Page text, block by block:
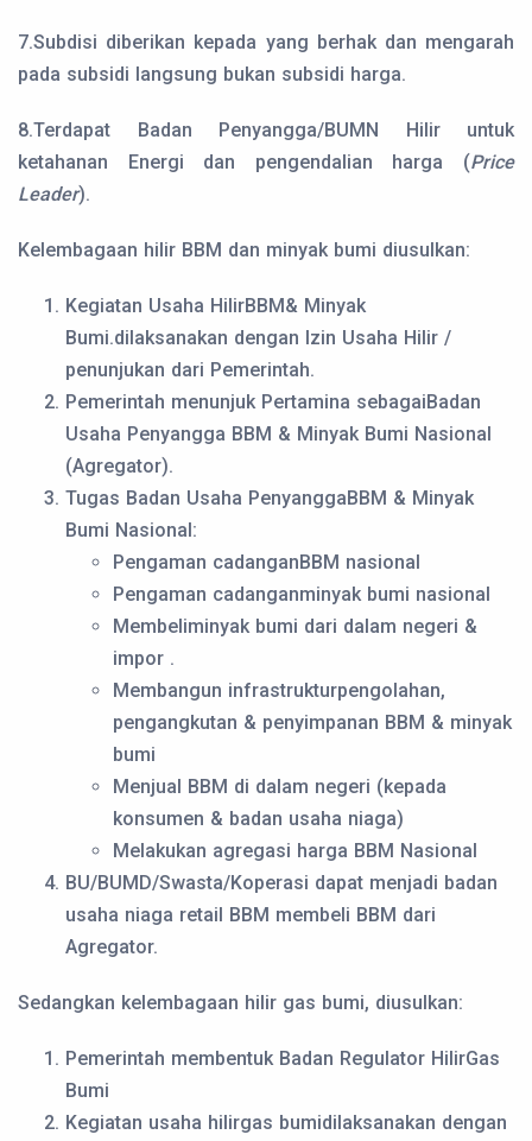
7.Subdisi diberikan kepada yang berhak dan mengarah
pada subsidi langsung bukan subsidi harga.
8.Terdapat Badan Penyangga/BUMN Hilir untuk
ketahanan Energi dan pengendalian harga (Price
Leader).
Kelembagaan hilir BBM dan minyak bumi diusulkan:
Kegiatan Usaha HilirBBM& Minyak
Bumi.dilaksanakan dengan Izin Usaha Hilir /
penunjukan dari Pemerintah.
Pemerintah menunjuk Pertamina sebagaiBadan
Usaha Penyangga BBM & Minyak Bumi Nasional
(Agregator).
Tugas Badan Usaha PenyanggaBBM & Minyak
Bumi Nasional:
Pengaman cadanganBBM nasional
Pengaman cadanganminyak bumi nasional
Membeliminyak bumi dari dalam negeri &
impor .
Membangun infrastrukturpengolahan,
pengangkutan & penyimpanan BBM & minyak
bumi
Menjual BBM di dalam negeri (kepada
konsumen & badan usaha niaga)
Melakukan agregasi harga BBM Nasional
BU/BUMD/Swasta/Koperasi dapat menjadi badan
usaha niaga retail BBM membeli BBM dari
Agregator.
Sedangkan kelembagaan hilir gas bumi, diusulkan:
Pemerintah membentuk Badan Regulator HilirGas
Bumi
Kegiatan usaha hilirgas bumidilaksanakan dengan